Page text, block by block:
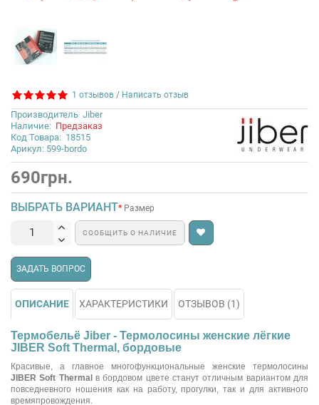
1 отзывов / Написать отзыв
Производитель Jiber
Наличие: Предзаказ
Код Товара: 18515
Арикул: 599-bordo
690грн.
ВЫБРАТЬ ВАРИАНТ Размер
СООБЩИТЬ О НАЛИЧИЕ
ЗАДАТЬ ВОПРОС
ОПИСАНИЕ ХАРАКТЕРИСТИКИ ОТЗЫВОВ (1)
Термобельё Jiber - Термолосины женские лёгкие
JIBER Soft Thermal, бордовые
Красивые, а главное многофункциональные женские термолосины
JIBER Soft Thermalв бордовом цвете станут отличным вариантом для
повседневного ношения как на работу, прогулки, так и для активного
времяпровождения.